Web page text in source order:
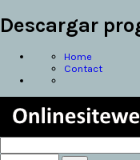
Descargar
Home
Contact